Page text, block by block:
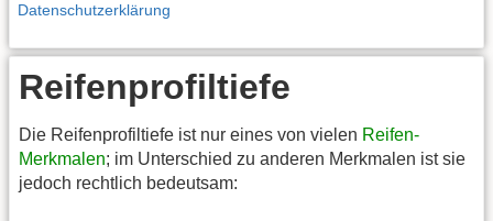
Datenschutzerklärung
Reifenprofiltiefe
Die Reifenprofiltiefe ist nur eines von vielen Reifen-
Merkmalen; im Unterschied zu anderen Merkmalen ist sie
jedoch rechtlich bedeutsam: